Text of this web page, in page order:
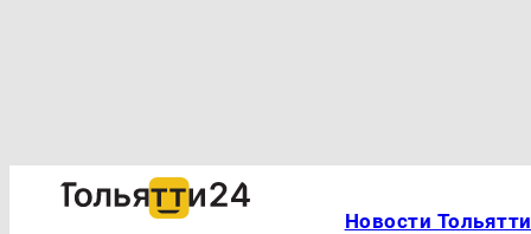
Новости Тольятти